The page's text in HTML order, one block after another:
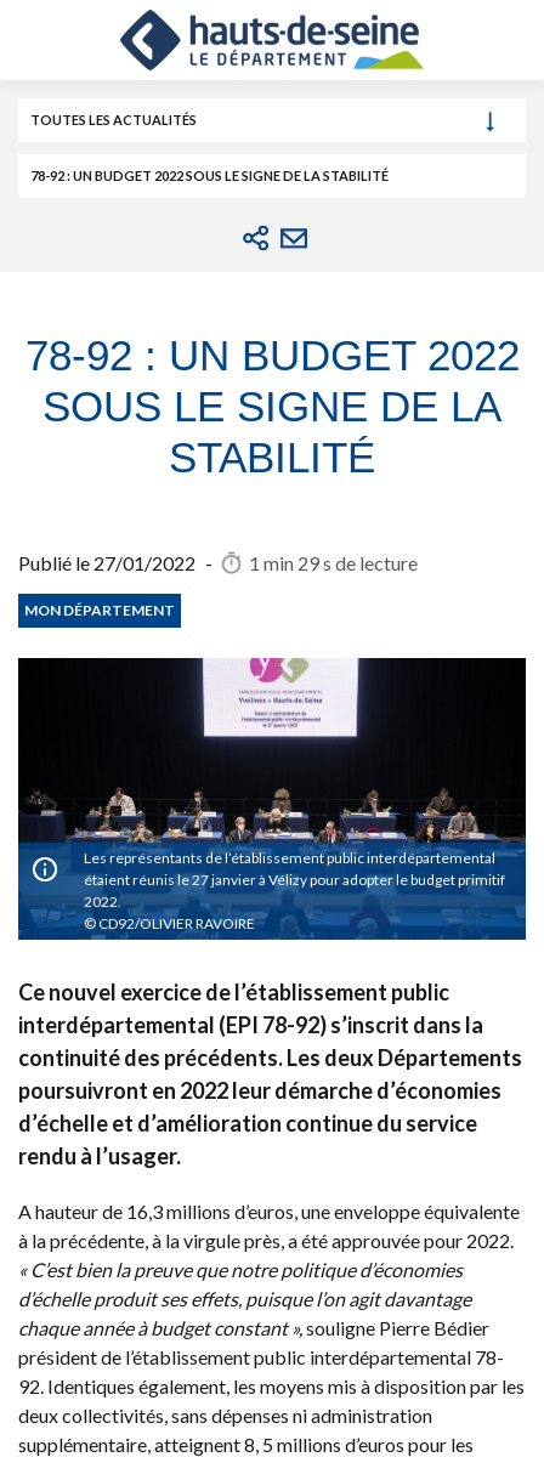
TOUTES LES ACTUALITÉS
78-92 : UN BUDGET 2022 SOUS LE SIGNE DE LA STABILITÉ
78-92 : UN BUDGET 2022
SOUS LE SIGNE DE LA
STABILITÉ
Publié le 27/01/2022 - 1 min 29 s de lecture
MON DÉPARTEMENT
Les représentants de l’établissement public interdépartemental
étaient réunis le 27 janvier à Vélizy pour adopter le budget primitif
2022.
CD92/OLIVIER RAVOIRE
Ce nouvel exercice de l’établissement public
interdépartemental (EPI 78-92) s’inscrit dans la
continuité des précédents. Les deux Départements
poursuivront en 2022 leur démarche d’économies
d’échelle et d’amélioration continue du service
rendu à l’usager.
A hauteur de 16,3 millions d’euros, une enveloppe équivalente
à la précédente, à la virgule près, a été approuvée pour 2022.
« C’est bien la preuve que notre politique d’économies
d’échelle produit ses effets, puisque l’on agit davantage
chaque année à budget constant », souligne Pierre Bédier
président de l’établissement public interdépartemental 78-
92. Identiques également, les moyens mis à disposition par les
deux collectivités, sans dépenses ni administration
supplémentaire, atteignent 8, 5 millions d’euros pour les
Cookies et traceurs utilisés sur ce site.